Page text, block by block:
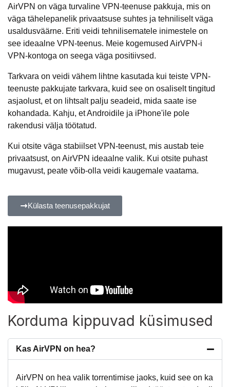
AirVPN on väga turvaline VPN-teenuse pakkuja, mis on
väga tähelepanelik privaatsuse suhtes ja tehniliselt väga
usaldusväärne. Eriti veidi tehnilisematele inimestele on
see ideaalne VPN-teenus. Meie kogemused AirVPN-i
VPN-kontoga on seega väga positiivsed.
Tarkvara on veidi vähem lihtne kasutada kui teiste VPN-
teenuste pakkujate tarkvara, kuid see on osaliselt tingitud
asjaolust, et on lihtsalt palju seadeid, mida saate ise
kohandada. Kahju, et Androidile ja iPhone'ile pole
rakendusi välja töötatud.
Kui otsite väga stabiilset VPN-teenust, mis austab teie
privaatsust, on AirVPN ideaalne valik. Kui otsite puhast
mugavust, peate võib-olla veidi kaugemale vaatama.
Külasta teenusepakkujat
Korduma kippuvad küsimused
Kas AirVPN on hea?
AirVPN on hea valik torrentimise jaoks, kuid see on ka